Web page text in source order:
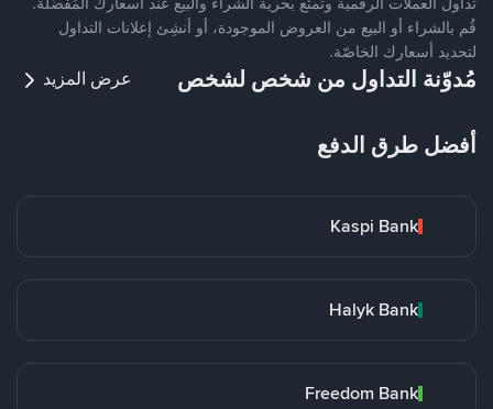
قُم بالشراء أو البيع من العروض الموجودة، أو أنشِئ إعلانات التداول
لتحديد أسعارك الخاصّة.
مُدوّنة التداول من شخص لشخص عرض المزيد
أفضل طرق الدفع
Kaspi Bank
Halyk Bank
Freedom Bank